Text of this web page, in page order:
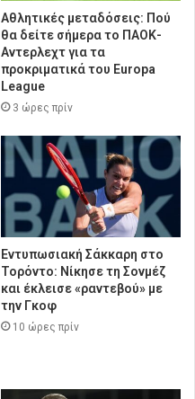
Αθλητικές μεταδόσεις: Πού
θα δείτε σήμερα το ΠΑΟΚ-
Αντερλεχτ για τα
προκριματικά του Europa
League
3 ώρες πρίν
Εντυπωσιακή Σάκκαρη στο
Τορόντο: Νίκησε τη Σονμέζ
και έκλεισε «ραντεβού» με
την Γκοφ
10 ώρες πρίν